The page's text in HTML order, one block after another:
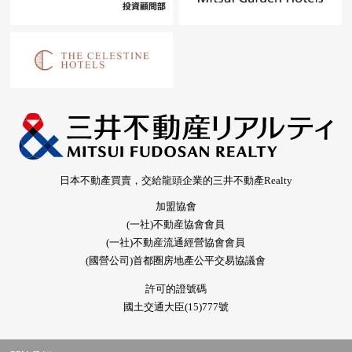
日本不動產買賣，交給龍頭企業的三井不動產Realty
加盟協會
(一社)不動産協會會員
(一社)不動産流通經營協會會員
(國營公司)首都圈房地產公平交易協議會
許可的證號碼
國土交通大臣(15)777號